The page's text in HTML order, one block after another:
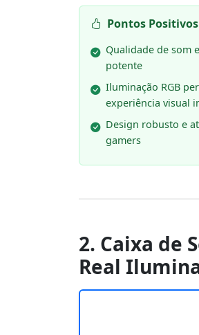
Pontos Positivos
Qualidade de som
potente
Iluminação RGB
experiência visual
Design robusto e
gamers
2. Caixa de
Real